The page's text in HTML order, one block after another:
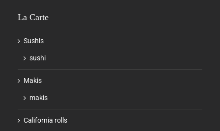
La Carte
Sushis
sushi
Makis
makis
California rolls